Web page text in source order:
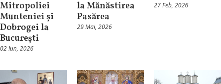
Mitropoliei
Munteniei și
Dobrogei la
București
02 Iun, 2026
la Mănăstirea
Pasărea
29 Mai, 2026
27 Feb, 2026